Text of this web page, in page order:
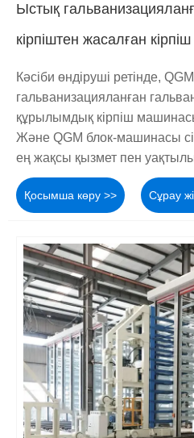
Ыстық
кірпіштен жасалған кірпіш
Кәсіби өндіруші ретінде,
гальванизацияланған
құрылымдық кірпіш
Және QGM блок-машинасы
ең жақсы қызмет пен
Қосымша көру >> Сұрау